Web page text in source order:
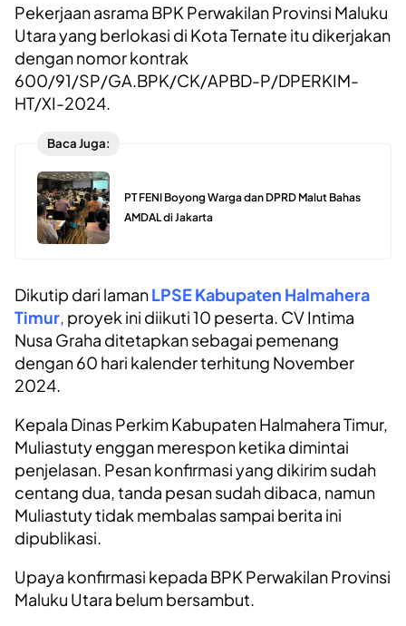
Pekerjaan asrama BPK Perwakilan Provinsi Maluku
Utara yang berlokasi di Kota Ternate itu dikerjakan
dengan nomor kontrak
600/91/SP/GA.BPK/CK/APBD-P/DPERKIM-
HT/XI-2024.
Baca Juga:
PT FENI Boyong Warga dan DPRD Malut Bahas
AMDAL di Jakarta
Dikutip dari lamanLPSE Kabupaten Halmahera
Timur proyek ini diikuti 10 peserta. CV Intima
Nusa Graha ditetapkan sebagai pemenang
dengan 60 hari kalender terhitung November
2024.
Kepala Dinas Perkim Kabupaten Halmahera Timur,
Muliastuty enggan merespon ketika dimintai
penjelasan. Pesan konfirmasi yang dikirim sudah
centang dua, tanda pesan sudah dibaca, namun
Muliastuty tidak membalas sampai berita ini
dipublikasi.
Upaya konfirmasi kepada BPK Perwakilan Provinsi
Maluku Utara belum bersambut.